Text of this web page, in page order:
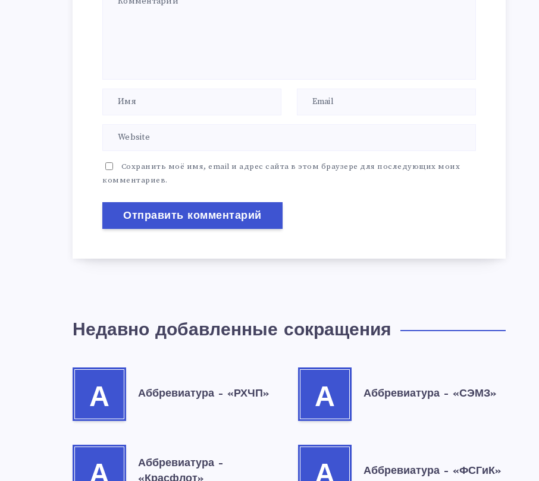
Сохранить моё имя, email и адрес сайта в этом браузере для последующих моих
комментариев.
Недавно добавленные сокращения
А Аббревиатура – «РХЧП» А Аббревиатура – «СЭМЗ»
Аббревиатура –
«Красфлот»
Аббревиатура – «ФСГиК»